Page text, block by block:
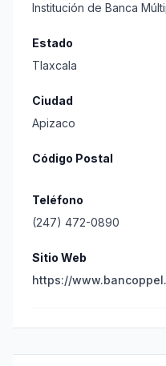
Institución de Banca
Estado
Tlaxcala
Ciudad
Apizaco
Código Postal
Teléfono
(247) 472-0890
Sitio Web
https://